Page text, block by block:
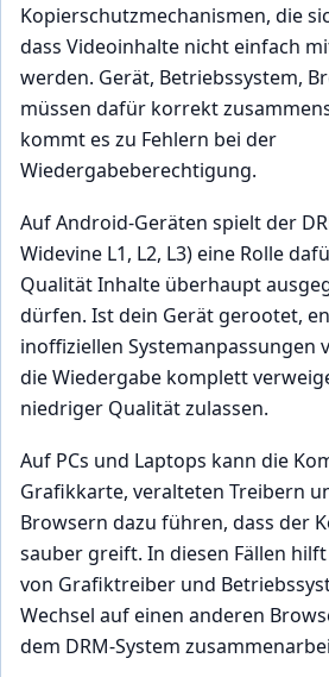
Kopierschutzmechanismen, die
dass Videoinhalte nicht einfach
werden. Gerät, Betriebssystem,
müssen dafür korrekt
kommt es zu Fehlern bei der
Wiedergabeberechtigung.
Auf Android-Geräten spielt der
Widevine L1, L2, L3) eine Rolle
Qualität Inhalte überhaupt
dürfen. Ist dein Gerät gerootet,
inoffiziellen Systemanpassungen
die Wiedergabe komplett
niedriger Qualität zulassen.
Auf PCs und Laptops kann die
Grafikkarte, veralteten Treibern
Browsern dazu führen, dass der
sauber greift. In diesen Fällen
von Grafiktreiber und
Wechsel auf einen anderen
dem DRM-System